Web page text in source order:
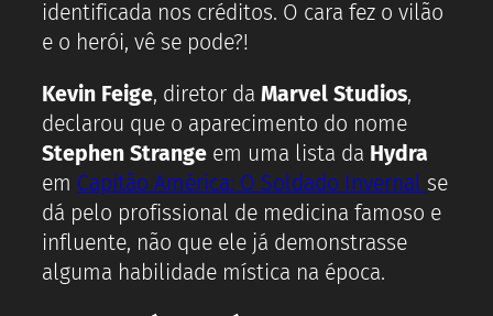
identificada nos créditos. O cara fez o vilão
e o herói, vê se pode?!
Kevin Feige, diretor da Marvel Studios,
declarou que o aparecimento do nome
Stephen Strangeem uma lista da Hydra
em Capitão América: O Soldado Invernal se
dá pelo profissional de medicina famoso e
influente, não que ele já demonstrasse
alguma habilidade mística na época.